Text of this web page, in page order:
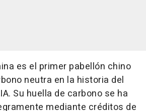
es el primer pabellón chino
neutra en la historia del
Su huella de carbono se ha
mediante créditos de